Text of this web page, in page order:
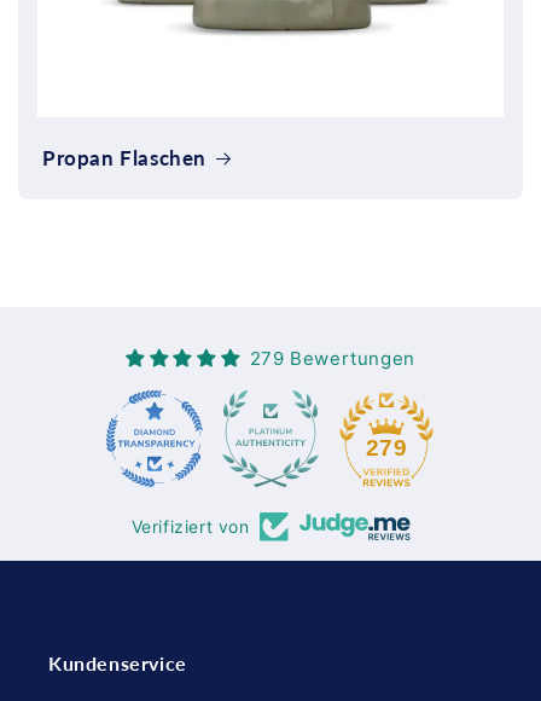
Propan Flaschen
279 Bewertungen
279
Verifiziert von
Kundenservice